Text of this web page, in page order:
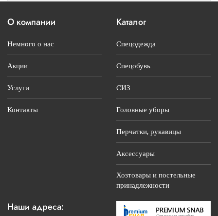
О компании
Немного о нас
Акции
Услуги
Контакты
Каталог
Спецодежда
Спецобувь
СИЗ
Головные уборы
Перчатки, рукавицы
Аксессуары
Хозтовары и постельные
принадлежности
Наши адреса: